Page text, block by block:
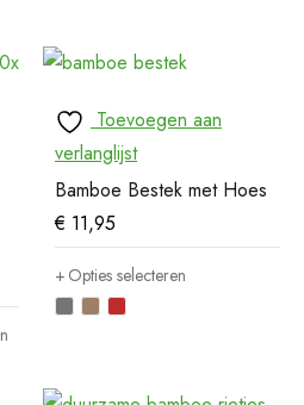
Toevoegen aan
verlanglijst
Bamboe Bestek met Hoes
€ 11,95
Opties selecteren